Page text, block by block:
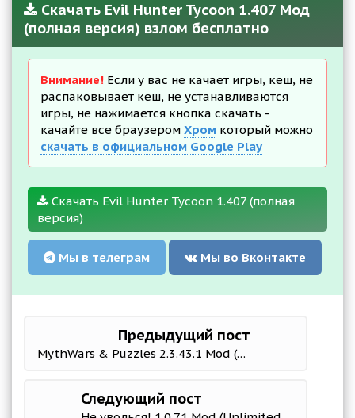
Скачать Evil Hunter Tycoon 1.407 Мод
(полная версия) взлом бесплатно
Внимание! Если у вас не качает игры, кеш, не
распаковывает кеш, не устанавливаются
игры, не нажимается кнопка скачать -
качайте все браузером Хром который можно
скачать в официальном Google Play
Скачать Evil Hunter Tycoon 1.407 (полная
версия)
Мы в телеграм Мы во Вконтакте
Предыдущий пост
MythWars & Puzzles 2.3.43.1 Mod (God Mode/High Damage)
Следующий пост